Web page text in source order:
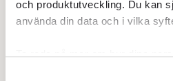
och produktutveckling. Du kan
använda din data och i vilka
Ta reda på mer om hur dina
är road av att allt går rätt